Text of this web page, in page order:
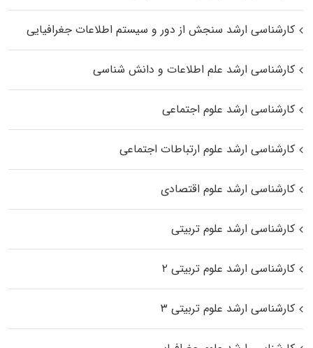
کارشناسی ارشد سنجش از دور و سیستم اطلاعات جغرافیایی
کارشناسی ارشد علم اطلاعات و دانش شناسی
کارشناسی ارشد علوم اجتماعی
کارشناسی ارشد علوم ارتباطات اجتماعی
کارشناسی ارشد علوم اقتصادی
کارشناسی ارشد علوم تربیتی
کارشناسی ارشد علوم تربیتی ۲
کارشناسی ارشد علوم تربیتی ۳